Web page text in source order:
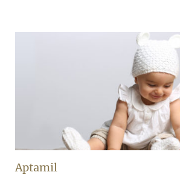
Aptamil